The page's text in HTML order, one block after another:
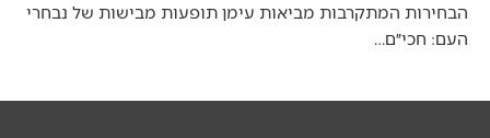
הבחירות המתקרבות מביאות עימן תופעות מבישות של נבחרי
העם: חכי״ם…